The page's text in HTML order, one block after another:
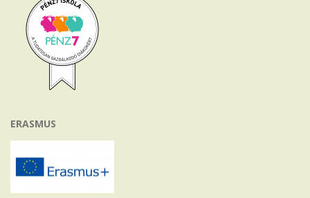
ERASMUS